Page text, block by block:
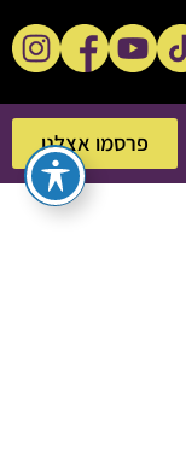
פרסמו אצלנו
פרסמו אצלנו